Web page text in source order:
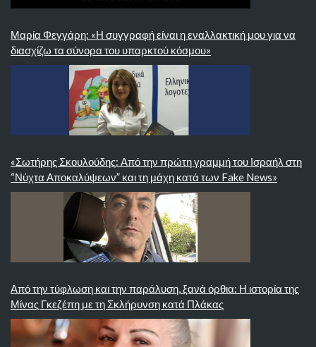
Μαρία Φεγγάρη: «Η συγγραφή είναι η εναλλακτική μου για να
διασχίζω τα σύνορα του υπαρκτού κόσμου»
«Σωτήρης Σκουλούδης: Από την πρώτη γραμμή του Ισραήλ στη
“Νύχτα Αποκαλύψεων” και τη μάχη κατά των Fake News»
Από την τύφλωση και την παράλυση, ξανά όρθια: Η ιστορία της
Μίνας Γκεζέπη με τη Σκλήρυνση κατά Πλάκας